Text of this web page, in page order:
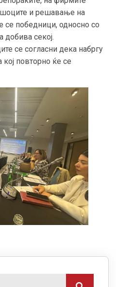
и решавање на
се победници, односно со
добива секој.
се согласни дека набргу
повторно ќе се